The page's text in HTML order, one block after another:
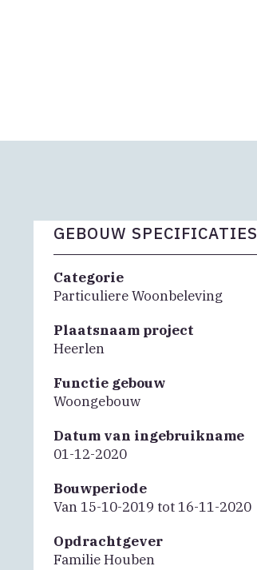
GEBOUW SPECIFICATIES
Categorie
Particuliere Woonbeleving
Plaatsnaam project
Heerlen
Functie gebouw
Woongebouw
Datum van ingebruikname
01-12-2020
Bouwperiode
Van 15-10-2019 tot 16-11-2020
Opdrachtgever
Familie Houben